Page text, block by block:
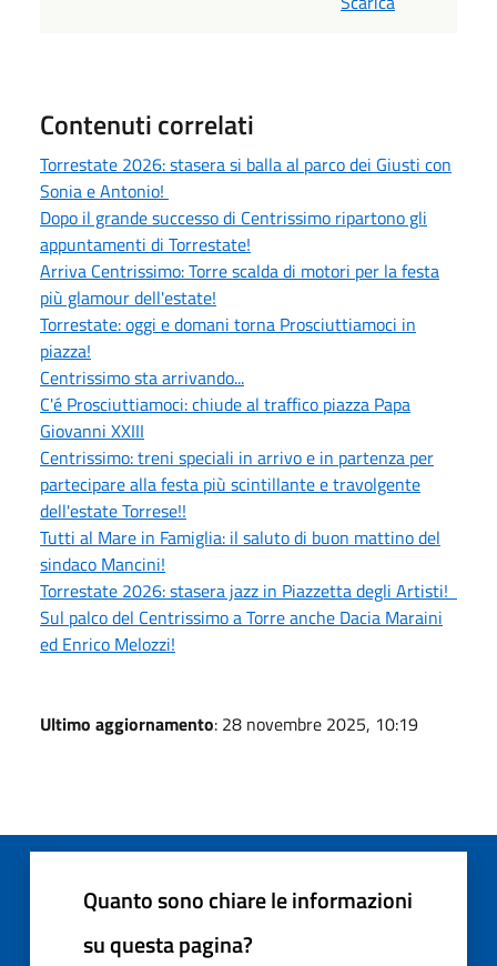
Contenuti correlati
Torrestate 2026: stasera si balla al parco dei Giusti con
Sonia e Antonio!
Dopo il grande successo di Centrissimo ripartono gli
appuntamenti di Torrestate!
Arriva Centrissimo: Torre scalda di motori per la festa
più glamour dell'estate!
Torrestate: oggi e domani torna Prosciuttiamoci in
piazza!
Centrissimo sta arrivando...
C'é Prosciuttiamoci: chiude al traffico piazza Papa
Giovanni XXIII
Centrissimo: treni speciali in arrivo e in partenza per
partecipare alla festa più scintillante e travolgente
dell'estate Torrese!!
Tutti al Mare in Famiglia: il saluto di buon mattino del
sindaco Mancini!
Torrestate 2026: stasera jazz in Piazzetta degli Artisti!
Sul palco del Centrissimo a Torre anche Dacia Maraini
ed Enrico Melozzi!
Ultimo aggiornamento: 28 novembre 2025, 10:19
Quanto sono chiare le informazioni
su questa pagina?